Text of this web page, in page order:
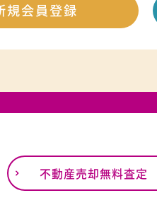
規会員登録
不動産売却無料査定